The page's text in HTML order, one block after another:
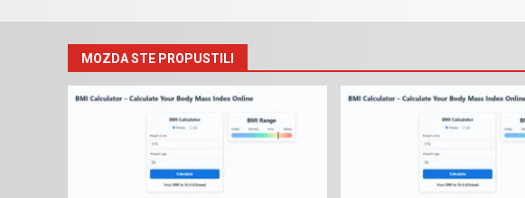
MOZDA STE PROPUSTILI